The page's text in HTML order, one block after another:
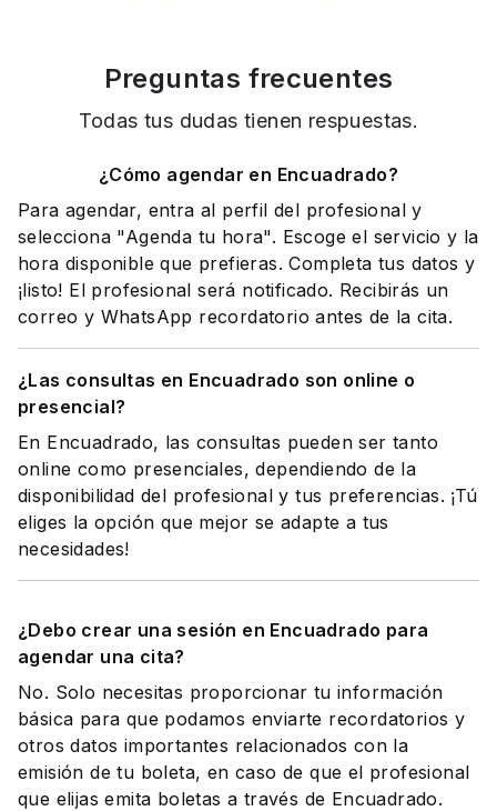
Preguntas frecuentes
Todas tus dudas tienen respuestas.
¿Cómo agendar en Encuadrado?
Para agendar, entra al perfil del profesional y
selecciona "Agenda tu hora". Escoge el servicio y la
hora disponible que prefieras. Completa tus datos y
¡listo! El profesional será notificado. Recibirás un
correo y WhatsApp recordatorio antes de la cita.
¿Las consultas en Encuadrado son online o
presencial?
En Encuadrado, las consultas pueden ser tanto
online como presenciales, dependiendo de la
disponibilidad del profesional y tus preferencias. ¡Tú
eliges la opción que mejor se adapte a tus
necesidades!
¿Debo crear una sesión en Encuadrado para
agendar una cita?
No. Solo necesitas proporcionar tu información
básica para que podamos enviarte recordatorios y
otros datos importantes relacionados con la
emisión de tu boleta, en caso de que el profesional
que elijas emita boletas a través de Encuadrado.